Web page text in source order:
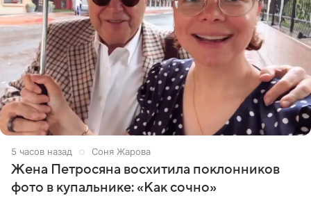
5 часов назад Соня Жарова
Жена Петросяна восхитила поклонников
фото в купальнике: «Как сочно»